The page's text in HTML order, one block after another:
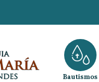
Bautismos